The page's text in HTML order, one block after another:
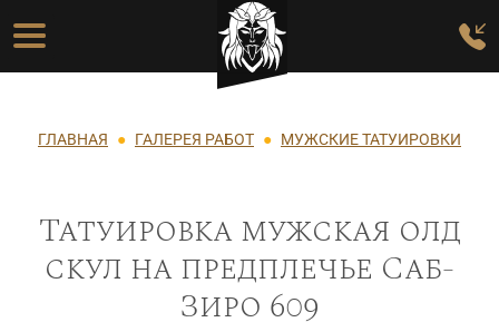
Перейти к основному содержанию
Основная навигация
Строка навигации
ГЛАВНАЯ ГАЛЕРЕЯ РАБОТ МУЖСКИЕ ТАТУИРОВКИ
Татуировка мужская олд
скул на предплечье Саб-
Зиро 609